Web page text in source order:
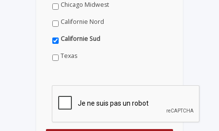
Chicago Midwest
Californie Nord
Californie Sud
Texas